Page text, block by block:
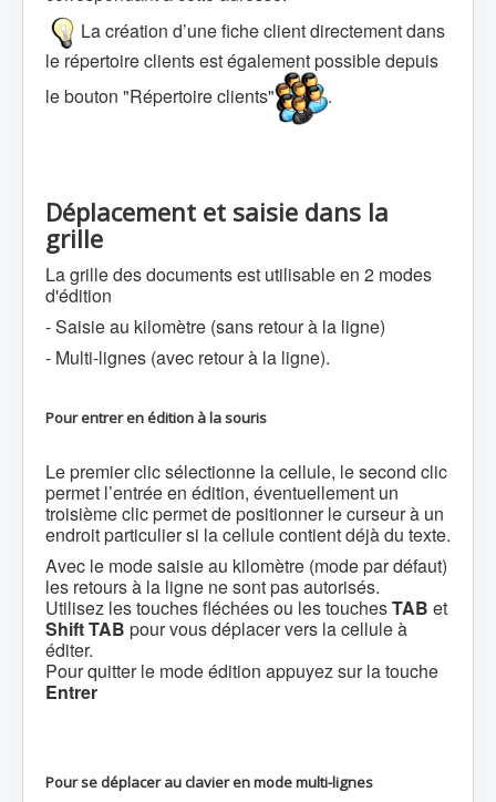
La création d’une fiche client directement dans
le répertoire clients est également possible depuis
le bouton "Répertoire clients"
.
Déplacement et saisie dans la
grille
La grille des documents est utilisable en 2 modes
d'édition
- Saisie au kilomètre (sans retour à la ligne)
- Multi-lignes (avec retour à la ligne).
Pour entrer en édition à la souris
Le premier clic sélectionne la cellule, le second clic
permet l’entrée en édition, éventuellement un
troisième clic permet de positionner le curseur à un
endroit particulier si la cellule contient déjà du texte.
Avec le mode saisie au kilomètre (mode par défaut)
les retours à la ligne ne sont pas autorisés.
Utilisez les touches fléchées ou les touchesTAB et
Shift TAB pour vous déplacer vers la cellule à
éditer.
Pour quitter le mode édition appuyez sur la touche
Entrer
Pour se déplacer au clavier en mode multi-lignes